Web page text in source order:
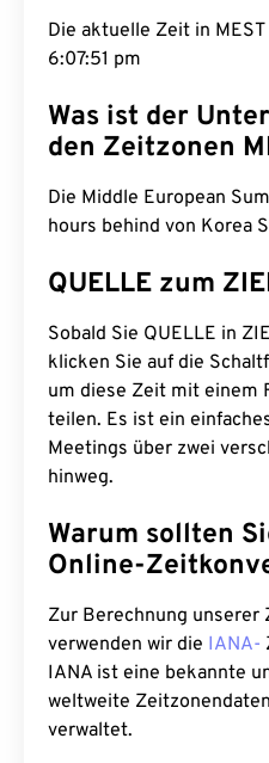
Die aktuelle Zeit in
6:07:52 pm
Was ist der
den Zeitzonen
Die Middle European
hours behind von Korea
QUELLE zum
Sobald Sie QUELLE in
klicken Sie auf die
um diese Zeit mit einem
teilen. Es ist ein
Meetings über zwei
hinweg.
Warum sollten
Online-
Zur Berechnung unserer
verwenden wir die IANA-
IANA ist eine bekannte
weltweite
verwaltet.